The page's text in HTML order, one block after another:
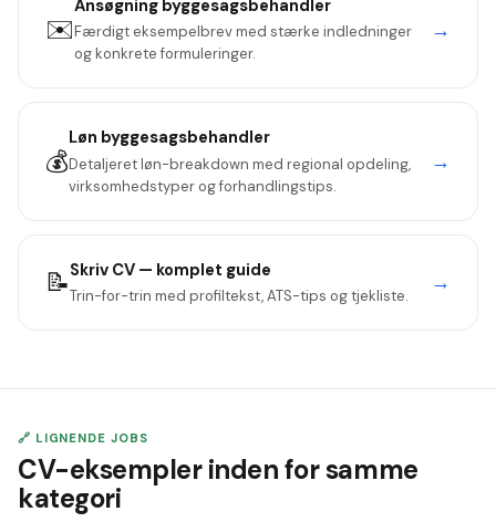
✉️
Ansøgning byggesagsbehandler
Færdigt eksempelbrev med stærke indledninger
og konkrete formuleringer.
→
💰
Løn byggesagsbehandler
Detaljeret løn-breakdown med regional opdeling,
virksomhedstyper og forhandlingstips.
→
📝Skriv CV — komplet guide
Trin-for-trin med profiltekst, ATS-tips og tjekliste.
→
🔗 LIGNENDE JOBS
CV-eksempler inden for samme
kategori